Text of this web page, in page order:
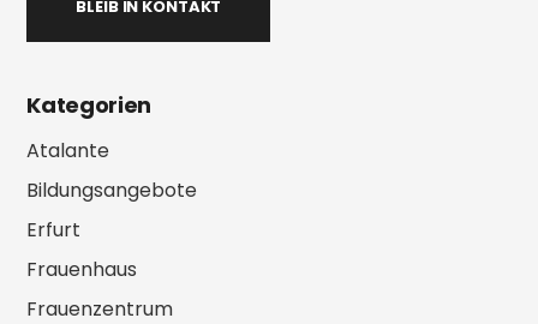
Kategorien
Atalante
Bildungsangebote
Erfurt
Frauenhaus
Frauenzentrum